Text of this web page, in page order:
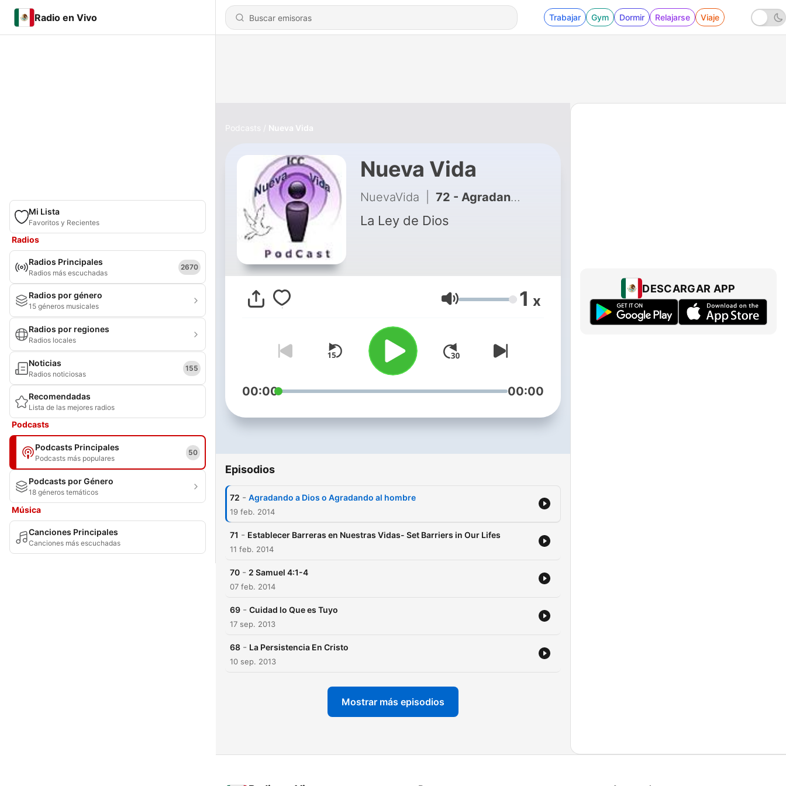
Radio en Vivo Trabajar Gym Dormir Relajarse Viaje
Mi Lista
Favoritos y Recientes
Radios
Radios Principales
Radios más escuchadas
2670
Radios por género
15 géneros musicales
Radios por regiones
Radios locales
Noticias
Radios noticiosas
155
Recomendadas
Lista de las mejores radios
Podcasts
Podcasts Principales
Podcasts más populares
50
Podcasts por Género
18 géneros temáticos
Música
Canciones Principales
Canciones más escuchadas
Podcasts Nueva Vida
Nueva Vida
NuevaVida 72 - Agradando a Dios o Agradando al hombre
La Ley de Dios
Volumen 1 x
00:00 00:00
Episodios
72 - Agradando a Dios o Agradando al hombre
19 feb. 2014
71 - Establecer Barreras en Nuestras Vidas- Set Barriers in Our Lifes
11 feb. 2014
70 - 2 Samuel 4:1-4
07 feb. 2014
69 - Cuidad lo Que es Tuyo
17 sep. 2013
68 - La Persistencia En Cristo
10 sep. 2013
Mostrar más episodios
DESCARGAR APP